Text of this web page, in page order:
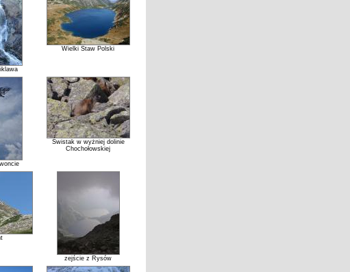
Wielki Staw Polski
Świstak w wyżniej dolinie
Chochołowskiej
zejście z Rysów